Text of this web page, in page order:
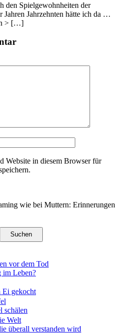
den Spielgewohnheiten der
Jahren Jahrzehnten hätte ich da …
> […]
Website in diesem Browser für
wie bei Muttern: Erinnerungen
vor dem Tod
Leben?
Ei gekocht
schälen
Welt
überall verstanden wird